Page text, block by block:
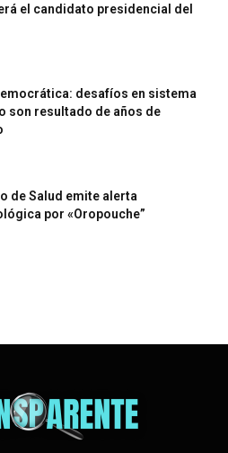
el candidato presidencial del
desafíos en sistema
son resultado de años de
de Salud emite alerta
por «Oropouche”